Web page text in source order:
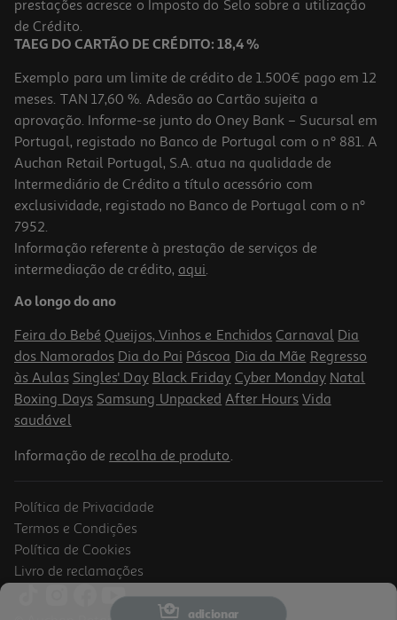
adicionar
prestações acresce o Imposto do Selo sobre a utilização
de Crédito.
TAEG DO CARTÃO DE CRÉDITO: 18,4 %
Exemplo para um limite de crédito de 1.500€ pago em 12
meses. TAN 17,60 %. Adesão ao Cartão sujeita a
aprovação. Informe-se junto do Oney Bank – Sucursal em
Portugal, registado no Banco de Portugal com o nº 881. A
Auchan Retail Portugal, S.A. atua na qualidade de
Intermediário de Crédito a título acessório com
exclusividade, registado no Banco de Portugal com o nº
7952.
Informação referente à prestação de serviços de
intermediação de crédito, aqui.
Ao longo do ano
Feira do Bebé Queijos, Vinhos e Enchidos Carnaval Dia
dos Namorados Dia do Pai Páscoa Dia da Mãe Regresso
às Aulas Singles' Day Black Friday Cyber Monday Natal
Boxing Days Samsung Unpacked After Hours Vida
saudável
Informação de recolha de produto.
Política de Privacidade
Termos e Condições
Política de Cookies
Livro de reclamações